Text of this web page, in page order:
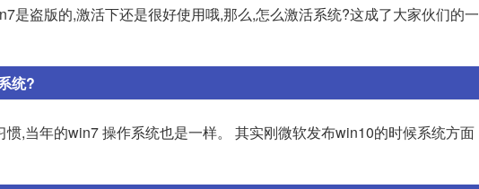
是盗版的,激活下还是很好使用哦,那么,怎么激活系统?这成了大家伙们的一
统?
,当年的win7 操作系统也是一样。 其实刚微软发布win10的时候系统方面